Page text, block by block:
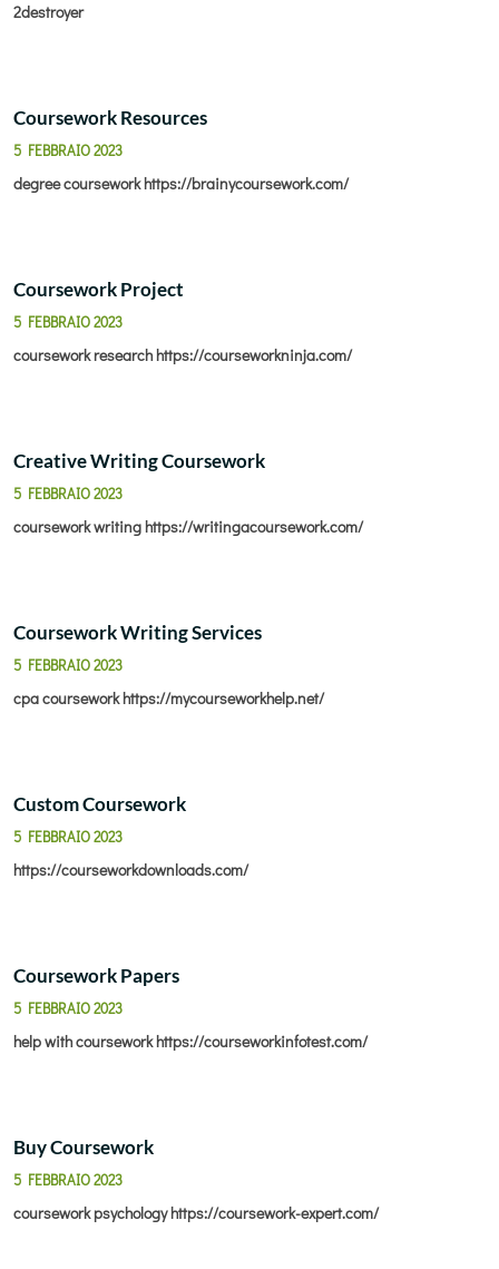
2destroyer
Coursework Resources
5 FEBBRAIO 2023
degree courseworkhttps://brainycoursework.com/
Coursework Project
5 FEBBRAIO 2023
coursework research https://courseworkninja.com/
Creative Writing Coursework
5 FEBBRAIO 2023
coursework writing https://writingacoursework.com/
Coursework Writing Services
5 FEBBRAIO 2023
cpa courseworkhttps://mycourseworkhelp.net/
Custom Coursework
5 FEBBRAIO 2023
https://courseworkdownloads.com/
Coursework Papers
5 FEBBRAIO 2023
help with courseworkhttps://courseworkinfotest.com/
Buy Coursework
5 FEBBRAIO 2023
coursework psychologyhttps://coursework-expert.com/